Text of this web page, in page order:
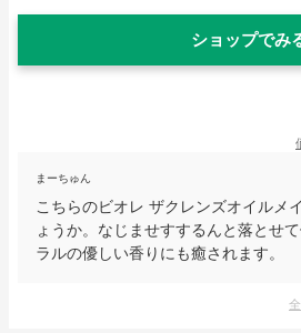
ショップでみ
まーちゅん
こちらのビオレ ザクレンズオイルメ
ょうか。なじませすするんと落とせ
ラルの優しい香りにも癒されます。